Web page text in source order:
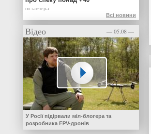
Всі новини
Відео — 05.08 —
У Росії підірвали міл-блогера та
розробника FPV-дронів